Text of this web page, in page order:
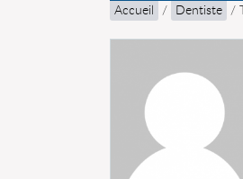
Accueil / Dentiste /